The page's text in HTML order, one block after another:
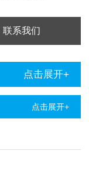
联系我们
点击展开+
点击展开+